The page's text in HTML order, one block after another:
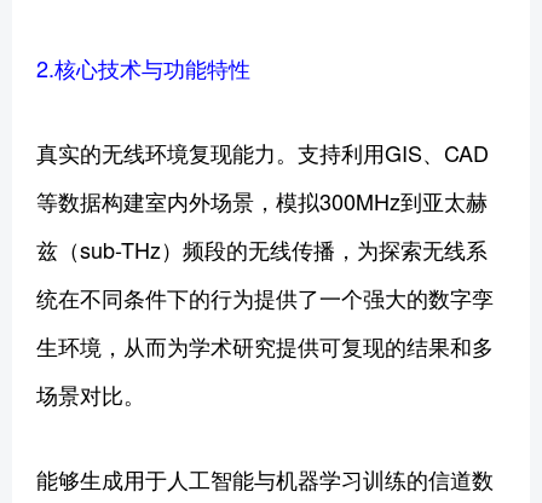
2.核心技术与功能特性
真实的无线环境复现能力。支持利用GIS、CAD
等数据构建室内外场景，模拟300MHz到亚太赫
兹（sub-THz）频段的无线传播，为探索无线系
统在不同条件下的行为提供了一个强大的数字孪
生环境，从而为学术研究提供可复现的结果和多
场景对比。
能够生成用于人工智能与机器学习训练的信道数